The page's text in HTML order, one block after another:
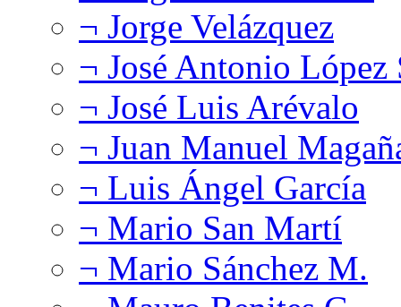
¬ Jorge Velázquez
¬ José Antonio López
¬ José Luis Arévalo
¬ Juan Manuel
¬ Luis Ángel García
¬ Mario San Martí
¬ Mario Sánchez M.